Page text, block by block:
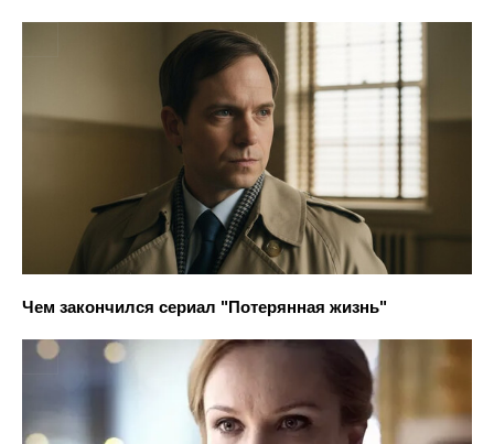
Чем закончился сериал "Потерянная жизнь"